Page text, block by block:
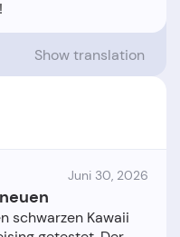
Show translation
Juni 30, 2026
schwarzen Kawaii